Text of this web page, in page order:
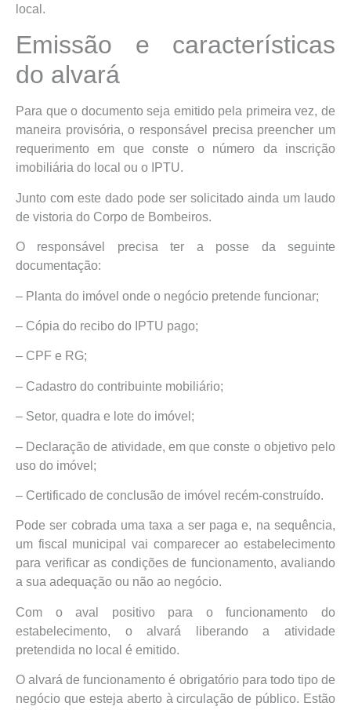
local.
Emissão e características
do alvará
Para que o documento seja emitido pela primeira vez, de
maneira provisória, o responsável precisa preencher um
requerimento em que conste o número da inscrição
imobiliária do local ou o IPTU.
Junto com este dado pode ser solicitado ainda um laudo
de vistoria do Corpo de Bombeiros.
O responsável precisa ter a posse da seguinte
documentação:
– Planta do imóvel onde o negócio pretende funcionar;
– Cópia do recibo do IPTU pago;
– CPF e RG;
– Cadastro do contribuinte mobiliário;
– Setor, quadra e lote do imóvel;
– Declaração de atividade, em que conste o objetivo pelo
uso do imóvel;
– Certificado de conclusão de imóvel recém-construído.
Pode ser cobrada uma taxa a ser paga e, na sequência,
um fiscal municipal vai comparecer ao estabelecimento
para verificar as condições de funcionamento, avaliando
a sua adequação ou não ao negócio.
Com o aval positivo para o funcionamento do
estabelecimento, o alvará liberando a atividade
pretendida no local é emitido.
O alvará de funcionamento é obrigatório para todo tipo de
negócio que esteja aberto à circulação de público. Estão